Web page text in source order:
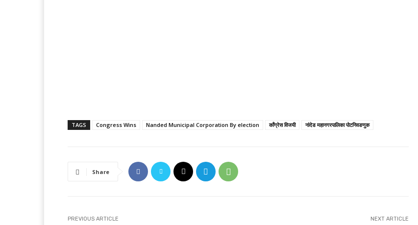
TAGS Congress Wins Nanded Municipal Corporation By election कॉंग्रेस विजयी नांदेड महानगरपालिका पोटनिवडणुक
Share
PREVIOUS ARTICLE NEXT ARTICLE